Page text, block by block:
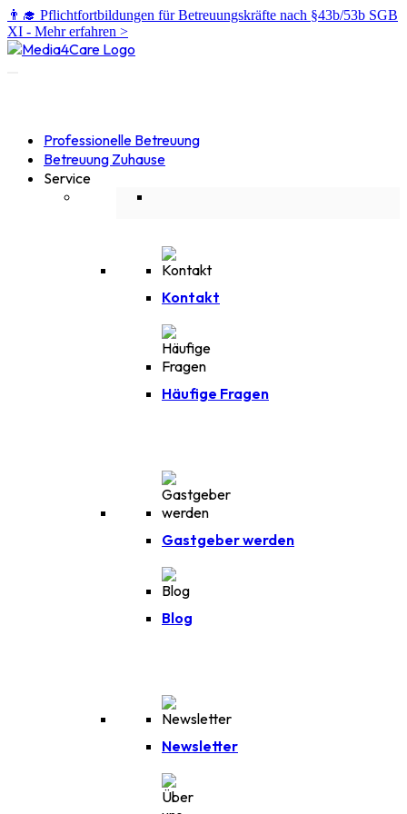
👨‍🎓 Pflichtfortbildungen für Betreuungskräfte nach §43b/53b SGB
XI - Mehr erfahren >
Professionelle Betreuung
Betreuung Zuhause
Service
Kontakt
Häufige Fragen
Gastgeber werden
Blog
Newsletter